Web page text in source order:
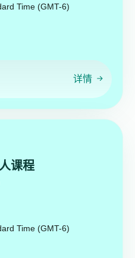
Time (GMT-6)
详情
课程
Time (GMT-6)